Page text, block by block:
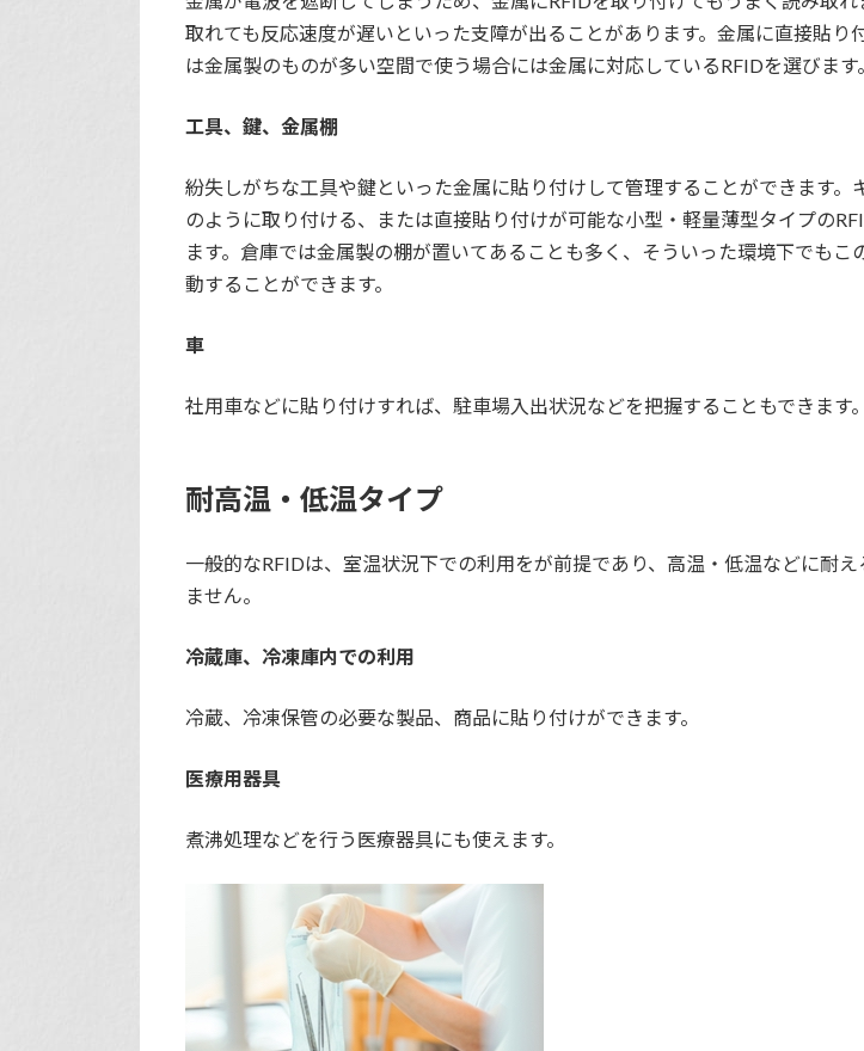
取れても反応速度が遅いといった支障が出ることがあります。金属に直接貼り
は金属製のものが多い空間で使う場合には金属に対応しているRFIDを選びます。
工具、鍵、金属棚
紛失しがちな工具や鍵といった金属に貼り付けして管理することができます。
のように取り付ける、または直接貼り付けが可能な小型・軽量薄型タイプの
ます。倉庫では金属製の棚が置いてあることも多く、そういった環境下でもこ
動することができます。
車
社用車などに貼り付けすれば、駐車場入出状況などを把握することもできます。
耐高温・低温タイプ
一般的なRFIDは、室温状況下での利用をが前提であり、高温・低温などに耐え
ません。
冷蔵庫、冷凍庫内での利用
冷蔵、冷凍保管の必要な製品、商品に貼り付けができます。
医療用器具
煮沸処理などを行う医療器具にも使えます。